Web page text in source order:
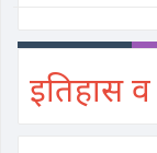
इतिहास